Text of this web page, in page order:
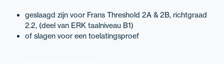
geslaagd zijn voor Frans Threshold 2A & 2B, richtgraad
2.2, (deel van ERK taalniveau B1)
of slagen voor een toelatingsproef